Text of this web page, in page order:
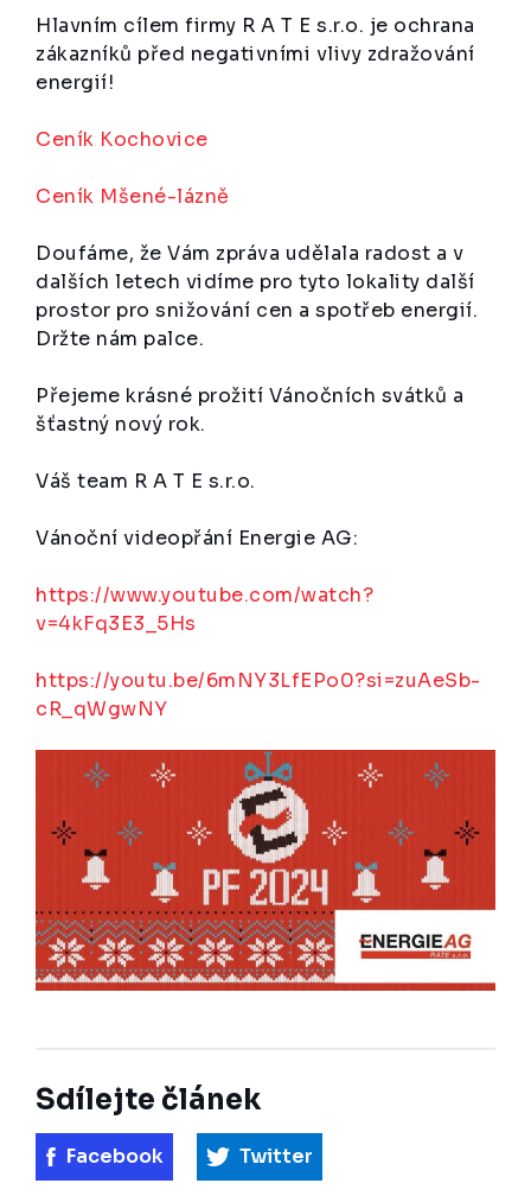
Hlavním cílem firmy R A T E s.r.o. je ochrana
zákazníků před negativními vlivy zdražování
energií!
Ceník Kochovice
Ceník Mšené-lázně
Doufáme, že Vám zpráva udělala radost a v
dalších letech vidíme pro tyto lokality další
prostor pro snižování cen a spotřeb energií.
Držte nám palce.
Přejeme krásné prožití Vánočních svátků a
šťastný nový rok.
Váš team R A T E s.r.o.
Vánoční videopřání Energie AG:
https://www.youtube.com/watch?
v=4kFq3E3_5Hs
https://youtu.be/6mNY3LfEPo0?si=zuAeSb-
cR_qWgwNY
Sdílejte článek
Facebook Twitter